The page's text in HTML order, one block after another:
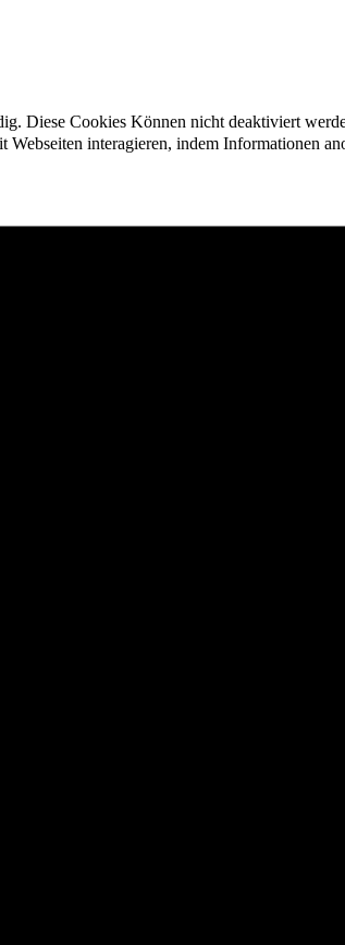
Diese Cookies Können nicht deaktiviert
interagieren, indem Informationen